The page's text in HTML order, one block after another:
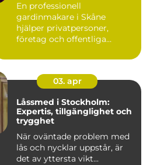
En professionell
gardinmakare i Skåne
hjälper privatpersoner,
företag och offentliga
03. apr
Låssmed i Stockholm:
Expertis, tillgänglighet och
trygghet
När oväntade problem med
lås och nycklar uppstår, är
det av yttersta vikt...